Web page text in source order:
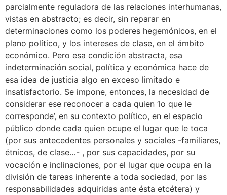
parcialmente reguladora de las relaciones interhumanas,
vistas en abstracto; es decir, sin reparar en
determinaciones como los poderes hegemónicos, en el
plano político, y los intereses de clase, en el ámbito
económico. Pero esa condición abstracta, esa
indeterminación social, política y económica hace de
esa idea de justicia algo en exceso limitado e
insatisfactorio. Se impone, entonces, la necesidad de
considerar ese reconocer a cada quien ‘lo que le
corresponde’, en su contexto político, en el espacio
público donde cada quien ocupe el lugar que le toca
(por sus antecedentes personales y sociales -familiares,
étnicos, de clase…- , por sus capacidades, por su
vocación e inclinaciones, por el lugar que ocupa en la
división de tareas inherente a toda sociedad, por las
responsabilidades adquiridas ante ésta etcétera) y